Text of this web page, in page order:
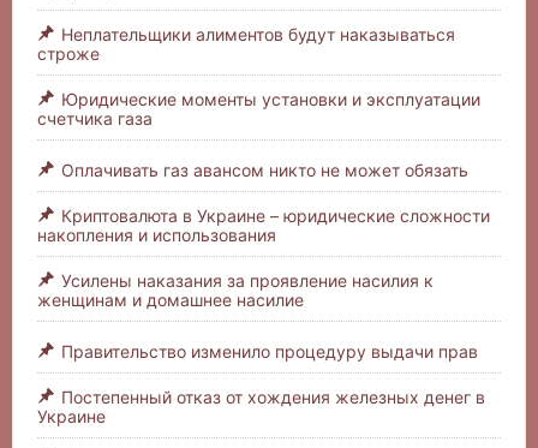
Неплательщики алиментов будут наказываться
строже
Юридические моменты установки и эксплуатации
счетчика газа
Оплачивать газ авансом никто не может обязать
Криптовалюта в Украине – юридические сложности
накопления и использования
Усилены наказания за проявление насилия к
женщинам и домашнее насилие
Правительство изменило процедуру выдачи прав
Постепенный отказ от хождения железных денег в
Украине